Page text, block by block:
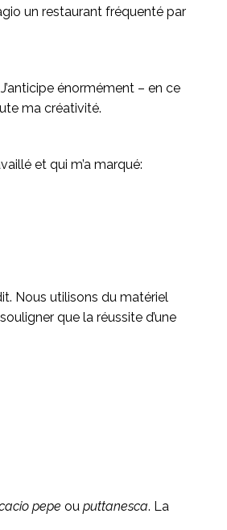
un restaurant fréquenté par
énormément – en ce
ma créativité.
et qui m’a marqué:
Nous utilisons du matériel
que la réussite d’une
pepe ou puttanesca. La